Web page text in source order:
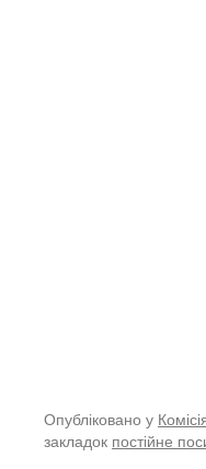
Опубліковано у
закладок постійне